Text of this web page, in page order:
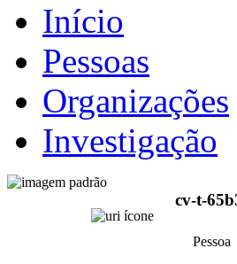
Início
Pessoas
Organizações
Investigação
cv-t-
Pessoa